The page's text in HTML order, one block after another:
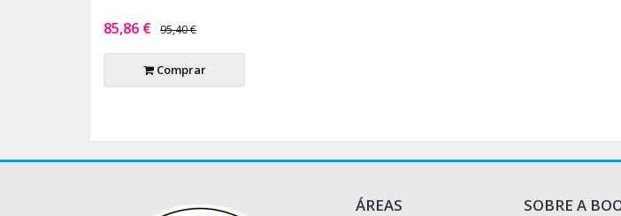
85,86 € 95,40 €
Comprar
ÁREAS SOBRE A